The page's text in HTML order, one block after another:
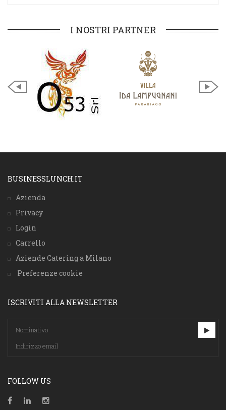
I NOSTRI PARTNER
BUSINESSLUNCH.IT
Azienda
Privacy
Login
Carrello
Aziende Catering a Milano
Preferenze cookie
ISCRIVITI ALLA NEWSLETTER
FOLLOW US